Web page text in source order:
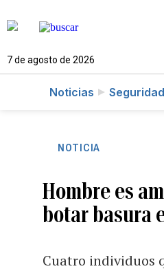
7 de agosto de 2026
Noticias Seguridad
NOTICIA
Hombre es
botar basura
Cuatro individuos